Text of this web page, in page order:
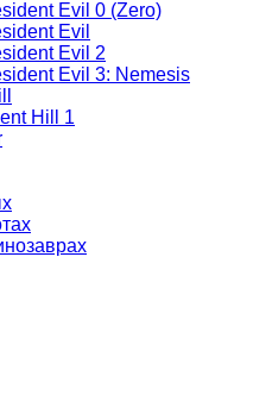
Evil 0 (Zero)
Evil
Evil 2
Evil 3: Nemesis
Hill 1